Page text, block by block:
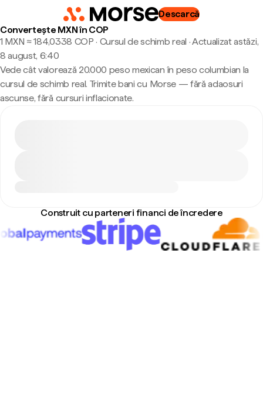
Descarcă
Convertește MXN în COP
1 MXN ≈ 184,0338 COP · Cursul de schimb real ·Actualizat astăzi,
8 august, 6:40
Vede cât valorează 20.000 peso mexican în peso columbian la
cursul de schimb real. Trimite bani cu Morse — fără adaosuri
ascunse, fără cursuri inflacionate.
Construit cu parteneri financi de încredere